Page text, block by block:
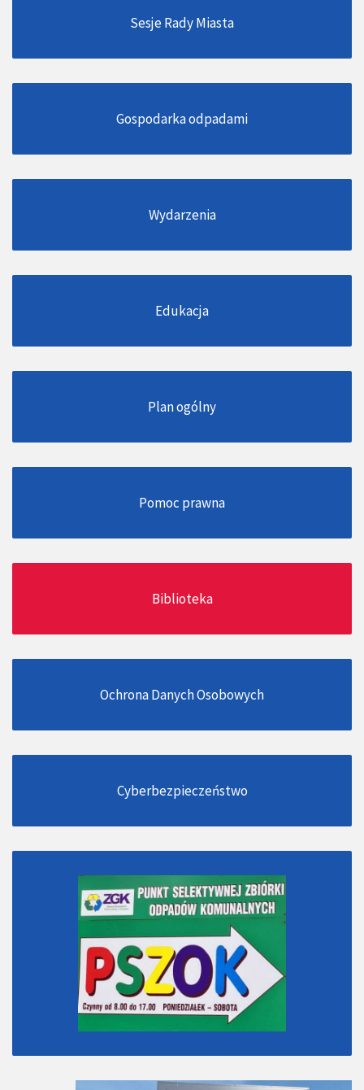
Sesje Rady Miasta
Gospodarka odpadami
Wydarzenia
Edukacja
Plan ogólny
Pomoc prawna
Biblioteka
Ochrona Danych Osobowych
Cyberbezpieczeństwo